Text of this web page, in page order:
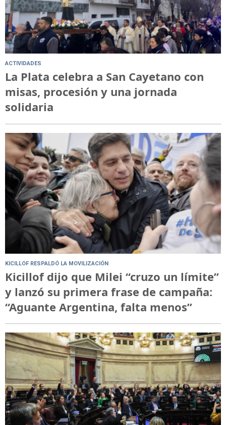
ACTIVIDADES
La Plata celebra a San Cayetano con
misas, procesión y una jornada
solidaria
KICILLOF RESPALDÓ LA MOVILIZACIÓN
Kicillof dijo que Milei “cruzo un límite”
y lanzó su primera frase de campaña:
“Aguante Argentina, falta menos”